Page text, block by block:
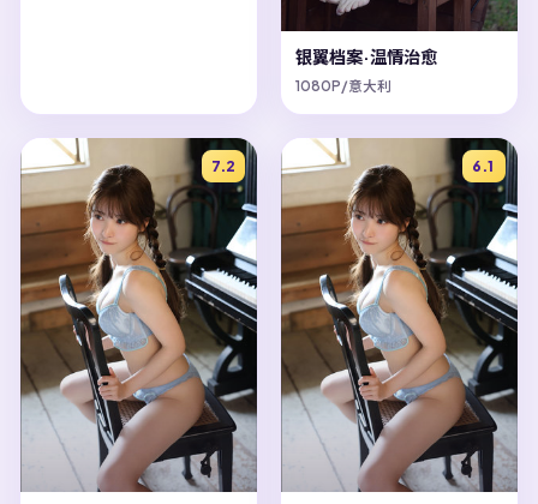
银翼档案·温情治愈
1080P/意大利
7.2 6.1